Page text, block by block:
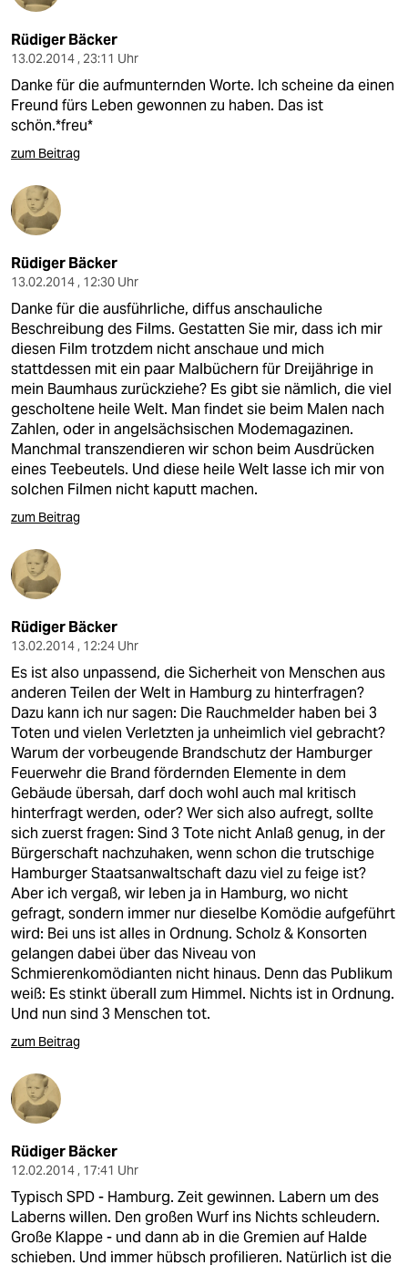
Rüdiger Bäcker
13.02.2014 , 23:11 Uhr
Danke für die aufmunternden Worte. Ich scheine da einen
Freund fürs Leben gewonnen zu haben. Das ist
schön.*freu*
zum Beitrag
Rüdiger Bäcker
13.02.2014 , 12:30 Uhr
Danke für die ausführliche, diffus anschauliche
Beschreibung des Films. Gestatten Sie mir, dass ich mir
diesen Film trotzdem nicht anschaue und mich
stattdessen mit ein paar Malbüchern für Dreijährige in
mein Baumhaus zurückziehe? Es gibt sie nämlich, die viel
gescholtene heile Welt. Man findet sie beim Malen nach
Zahlen, oder in angelsächsischen Modemagazinen.
Manchmal transzendieren wir schon beim Ausdrücken
eines Teebeutels. Und diese heile Welt lasse ich mir von
solchen Filmen nicht kaputt machen.
zum Beitrag
Rüdiger Bäcker
13.02.2014 , 12:24 Uhr
Es ist also unpassend, die Sicherheit von Menschen aus
anderen Teilen der Welt in Hamburg zu hinterfragen?
Dazu kann ich nur sagen: Die Rauchmelder haben bei 3
Toten und vielen Verletzten ja unheimlich viel gebracht?
Warum der vorbeugende Brandschutz der Hamburger
Feuerwehr die Brand fördernden Elemente in dem
Gebäude übersah, darf doch wohl auch mal kritisch
hinterfragt werden, oder? Wer sich also aufregt, sollte
sich zuerst fragen: Sind 3 Tote nicht Anlaß genug, in der
Bürgerschaft nachzuhaken, wenn schon die trutschige
Hamburger Staatsanwaltschaft dazu viel zu feige ist?
Aber ich vergaß, wir leben ja in Hamburg, wo nicht
gefragt, sondern immer nur dieselbe Komödie aufgeführt
wird: Bei uns ist alles in Ordnung. Scholz & Konsorten
gelangen dabei über das Niveau von
Schmierenkomödianten nicht hinaus. Denn das Publikum
weiß: Es stinkt überall zum Himmel. Nichts ist in Ordnung.
Und nun sind 3 Menschen tot.
zum Beitrag
Rüdiger Bäcker
12.02.2014 , 17:41 Uhr
Typisch SPD - Hamburg. Zeit gewinnen. Labern um des
Laberns willen. Den großen Wurf ins Nichts schleudern.
Große Klappe - und dann ab in die Gremien auf Halde
schieben. Und immer hübsch profilieren. Natürlich ist die